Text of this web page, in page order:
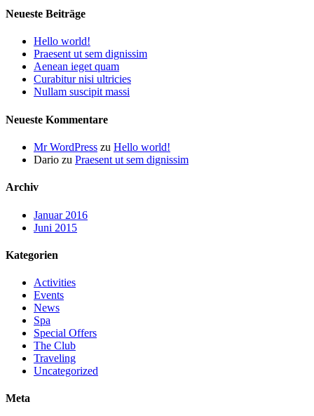
Neueste Beiträge
Hello world!
Praesent ut sem dignissim
Aenean ieget quam
Curabitur nisi ultricies
Nullam suscipit massi
Neueste Kommentare
Mr WordPress zu Hello world!
Dario zu Praesent ut sem dignissim
Archiv
Januar 2016
Juni 2015
Kategorien
Activities
Events
News
Spa
Special Offers
The Club
Traveling
Uncategorized
Meta